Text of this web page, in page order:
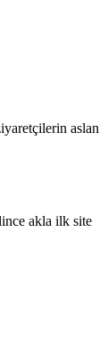
aslan
akla ilk site